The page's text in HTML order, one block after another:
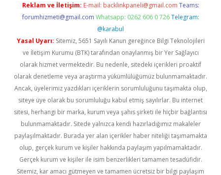
Reklam ve İletişim: E-mail: backlinkpaneli@gmail.com Teams:
forumhizmeti@gmail.com Whatsapp: 0262 606 0 726 Telegram:
@karabul
Yasal Uyarı: Sitemiz, 5651 Sayılı Kanun gereğince Bilgi Teknolojileri
ve İletişim Kurumu (BTK) tarafından onaylanmış bir Yer Sağlayıcı
olarak hizmet vermektedir. Bu nedenle, sitedeki içerikleri proaktif
olarak denetleme veya araştırma yükümlülüğümüz bulunmamaktadır.
Ancak, üyelerimiz yazdıkları içeriklerin sorumluluğunu taşımakta olup,
siteye üye olarak bu sorumluluğu kabul etmiş sayılırlar. Bu internet
sitesi, herhangi bir marka, kurum veya şahıs şirketi ile hiçbir bağlantısı
bulunmamaktadır. Sitede yalnızca kendi hazırladığımız makaleler
paylaşılmaktadır. Burada yer alan içerikler haber niteliği taşımamakta
olup, gerçek kurum ve kişiler hakkında paylaşım yapılmamaktadır.
Gerçek kurum ve kişiler ile isim benzerlikleri tamamen tesadüfidir.
Sitemiz, kar amacı gütmeyen ve tamamen ücretsiz bir bilgi paylaşım